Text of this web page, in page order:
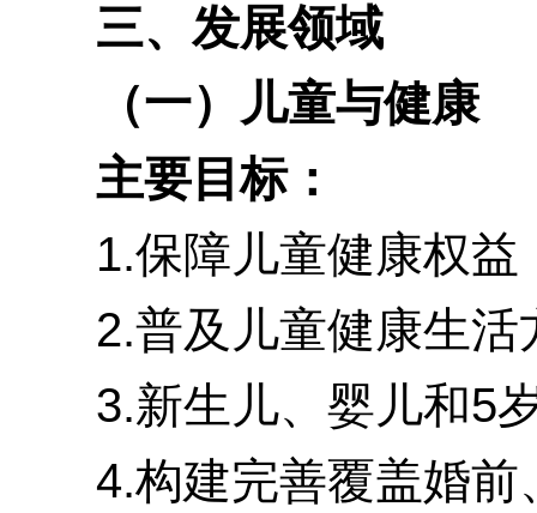
三、发展领域
（一）儿童与健康
主要目标：
1.保障儿童健康权益
2.普及儿童健康生活
3.新生儿、婴儿和5
4.构建完善覆盖婚前、